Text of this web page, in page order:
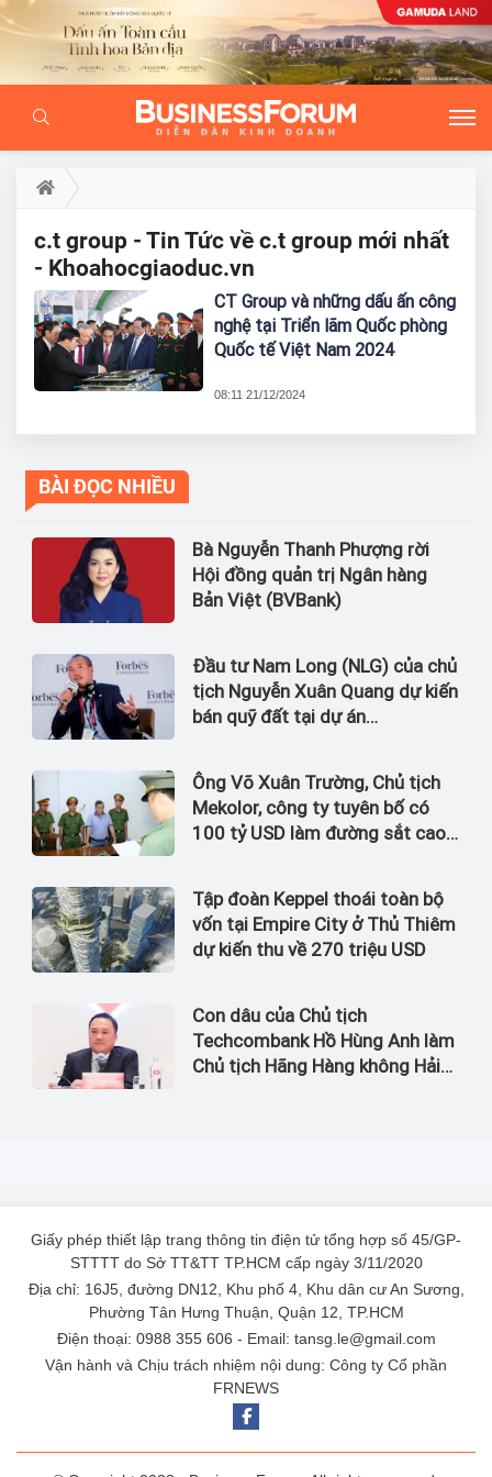
c.t group - Tin Tức về c.t group mới nhất
- Khoahocgiaoduc.vn
CT Group và những dấu ấn công
nghệ tại Triển lãm Quốc phòng
Quốc tế Việt Nam 2024
08:11 21/12/2024
BÀI ĐỌC NHIỀU
Bà Nguyễn Thanh Phượng rời
Hội đồng quản trị Ngân hàng
Bản Việt (BVBank)
Đầu tư Nam Long (NLG) của chủ
tịch Nguyễn Xuân Quang dự kiến
bán quỹ đất tại dự án
Ông Võ Xuân Trường, Chủ tịch
Mekolor, công ty tuyên bố có
100 tỷ USD làm đường sắt cao
Tập đoàn Keppel thoái toàn bộ
vốn tại Empire City ở Thủ Thiêm
dự kiến thu về 270 triệu USD
Con dâu của Chủ tịch
Techcombank Hồ Hùng Anh làm
Chủ tịch Hãng Hàng không Hải
Giấy phép thiết lập trang thông tin điện tử tổng hợp số 45/GP-
STTTT do Sở TT&TT TP.HCM cấp ngày 3/11/2020
Địa chỉ: 16J5, đường DN12, Khu phố 4, Khu dân cư An Sương,
Phường Tân Hưng Thuận, Quận 12, TP.HCM
Điện thoại: 0988 355 606 - Email: tansg.le@gmail.com
Vận hành và Chịu trách nhiệm nội dung: Công ty Cổ phần
FRNEWS